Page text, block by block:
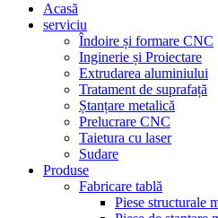
Acasă
serviciu
Îndoire și formare CNC
Inginerie și Proiectare
Extrudarea aluminiului
Tratament de suprafață
Ștanțare metalică
Prelucrare CNC
Taietura cu laser
Sudare
Produse
Fabricare tablă
Piese structurale